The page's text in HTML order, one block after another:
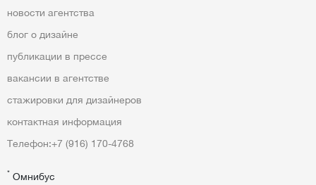
новости агентства
блог о дизайне
публикации в прессе
вакансии в агентстве
стажировки для дизайнеров
контактная информация
Телефон:+7 (916) 170-4768
* Омнибус